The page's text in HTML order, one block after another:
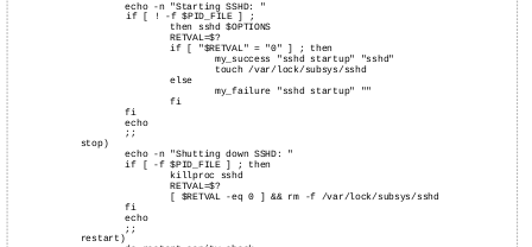
echo -n "Starting SSHD: "
if [ ! -f $PID_FILE ] ;
then sshd $OPTIONS
RETVAL=$?
if [ "$RETVAL" = "0" ] ; then
my_success "sshd startup" "sshd"
touch /var/lock/subsys/sshd
else
my_failure "sshd startup" ""
fi
fi
echo
;;
stop)
echo -n "Shutting down SSHD: "
if [ -f $PID_FILE ] ; then
killproc sshd
RETVAL=$?
[ $RETVAL -eq 0 ] && rm -f /var/lock/subsys/sshd
fi
echo
;;
restart)